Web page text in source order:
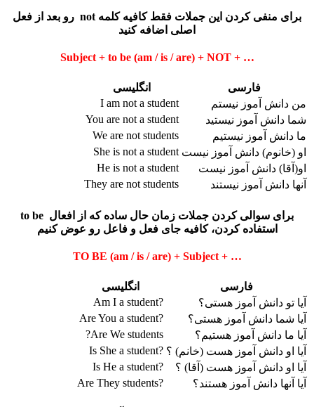
برای منفی کردن این جملات فقط کافیه کلمه not رو بعد از فعل
اصلی اضافه کنید
Subject + to be (am / is / are) + NOT+ …
فارسی
انگلیسی
من دانش آموز نیستم
I am not a student
شما دانش آموز نیستید
You are not a student
ما دانش آموز نیستیم
We are not students
او (خانوم) دانش آموز نیست She is not a student
او(آقا) دانش آموز نیست
He is not a student
آنها دانش آموز نیستند
They are not students
برای سوالی کردن جملات زمان حال ساده که از افعال to be
استفاده کردن، کافیه جای فعل و فاعل رو عوض کنیم
TO BE (am / is / are)+ Subject + …
فارسی
انگلیسی
آیا تو دانش آموز هستی؟
?Am I a student
آیا شما دانش آموز هستی؟
?Are You a student
آیا ما دانش آموز هستیم؟
Are We students?
آیا او دانش آموز هست (خانم) ؟ ?Is She a student
آیا او دانش آموز هست (آقا) ؟
?Is He a student
آیا آنها دانش آموز هستند؟
?Are They students